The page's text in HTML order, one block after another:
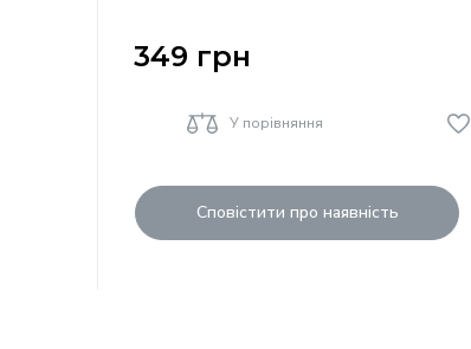
349 грн
У порівняння
Сповістити про наявність